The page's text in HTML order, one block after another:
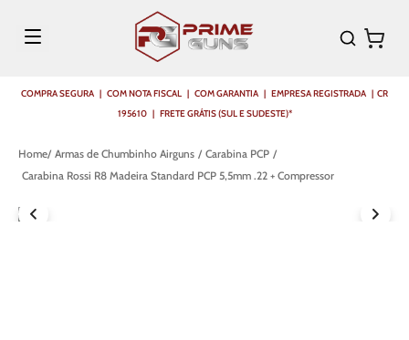
COMPRA SEGURA | COM NOTA FISCAL | COM GARANTIA | EMPRESA REGISTRADA | CR
195610 | FRETE GRÁTIS (SUL E SUDESTE)*
Armas de Chumbinho Airguns
Carabina PCP
Carabina Rossi R8 Madeira Standard PCP 5,5mm .22 + Compressor